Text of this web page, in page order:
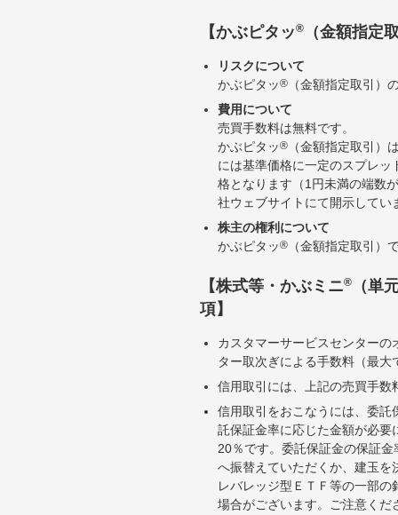
【かぶピタッ® （金額指定
リスクについて
かぶピタッ®
（金額指定取引）
費用について
売買手数料は無料です。
かぶピタッ®
（金額指定取引）
には基準価格に一定のスプレ
格となります（1円未満の端数
社ウェブサイトにて開示して
株主の権利について
かぶピタッ® （金額指定取引）
【株式等・かぶミニ®
（単
項】
カスタマーサービスセンター
ター取次ぎによる手数料（最
信用取引には、上記の売買手
信用取引をおこなうには、委
託保証金率に応じた金額が必
20％です。委託保証金の保証
へ振替えていただくか、建玉
レバレッジ型ＥＴＦ等の一部
場合がございます。ご注意くだ